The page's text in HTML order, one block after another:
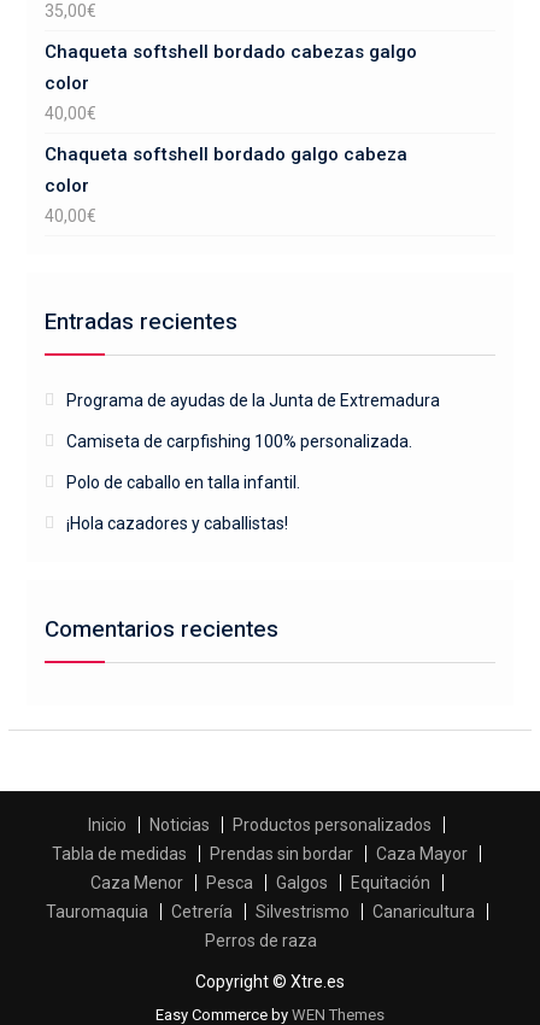
35,00€
Chaqueta softshell bordado cabezas galgo
color
40,00€
Chaqueta softshell bordado galgo cabeza
color
40,00€
Entradas recientes
Programa de ayudas de la Junta de Extremadura
Camiseta de carpfishing 100% personalizada.
Polo de caballo en talla infantil.
¡Hola cazadores y caballistas!
Comentarios recientes
Inicio Noticias
Productos personalizados
Tabla de medidas
Prendas sin bordar
Caza Mayor
Caza Menor
Pesca Galgos
Equitación
Tauromaquia
Cetrería Silvestrismo
Canaricultura
Perros de raza
Copyright © Xtre.es
Easy Commerce by WEN Themes